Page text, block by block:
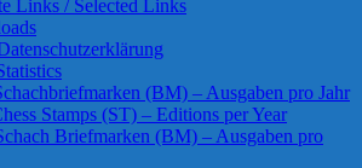
Links / Selected Links
(BM) – Ausgaben pro Jahr
Stamps (ST) – Editions per Year
Briefmarken (BM) – Ausgaben pro